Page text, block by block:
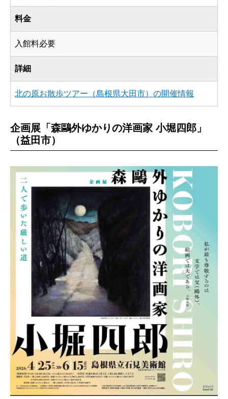
料金
入館料必要
詳細
北の原お散歩ツアー（島根県大田市）の開催情報
企画展「森鷗外ゆかりの洋画家 小堀四郎」
（益田市）